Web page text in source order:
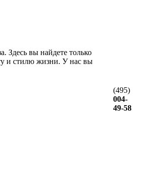
Здесь вы найдете только
и стилю жизни. У нас вы
(495)
004-
49-58